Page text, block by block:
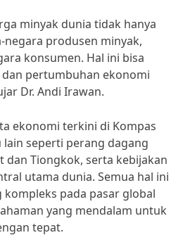
minyak dunia tidak hanya
negara produsen minyak,
konsumen. Hal ini bisa
pertumbuhan ekonomi
Dr. Andi Irawan.
ekonomi terkini di Kompas
seperti perang dagang
dan Tiongkok, serta kebijakan
utama dunia. Semua hal ini
pada pasar global
yang mendalam untuk
tepat.